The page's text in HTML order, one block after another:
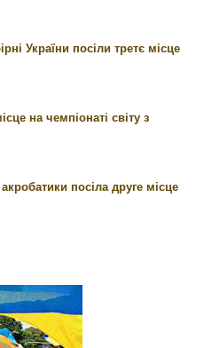
України посіли третє місце
на чемпіонаті світу з
посіла друге місце